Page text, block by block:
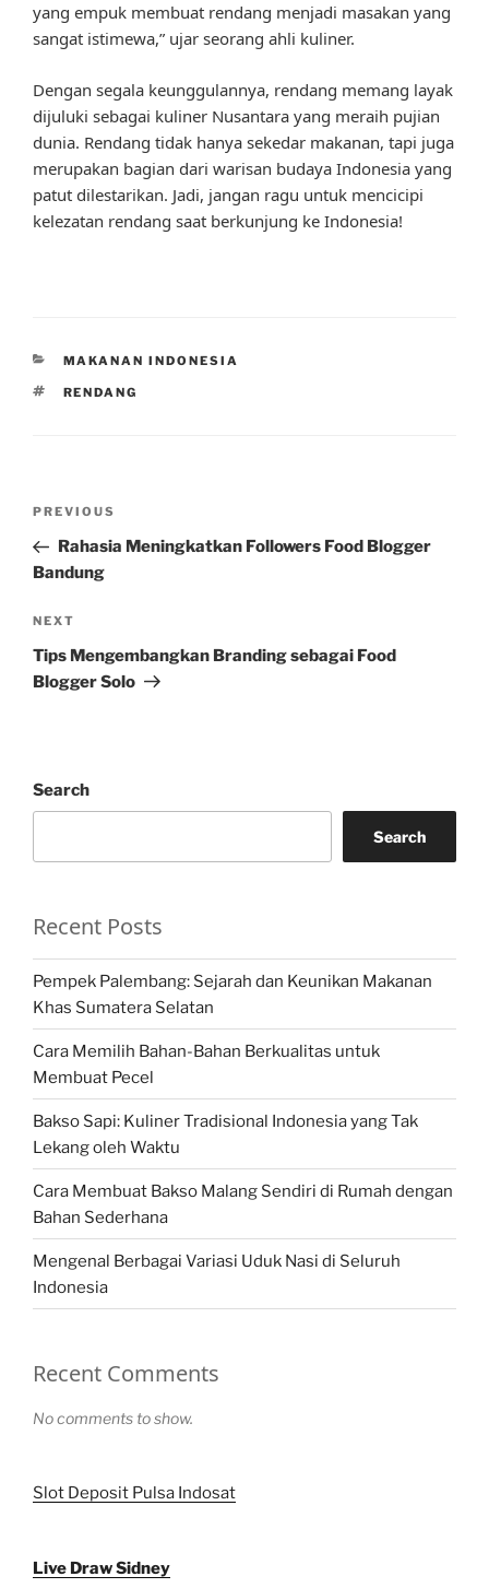
yang empuk membuat rendang menjadi masakan yang
sangat istimewa,” ujar seorang ahli kuliner.
Dengan segala keunggulannya, rendang memang layak
dijuluki sebagai kuliner Nusantara yang meraih pujian
dunia. Rendang tidak hanya sekedar makanan, tapi juga
merupakan bagian dari warisan budaya Indonesia yang
patut dilestarikan. Jadi, jangan ragu untuk mencicipi
kelezatan rendang saat berkunjung ke Indonesia!
CATEGORIES
MAKANAN INDONESIA
TAGS
RENDANG
Previous
Post
PREVIOUS
Rahasia Meningkatkan Followers Food Blogger
Bandung
Next
Post
NEXT
Tips Mengembangkan Branding sebagai Food
Blogger Solo
Search
Search
Recent Posts
Pempek Palembang: Sejarah dan Keunikan Makanan
Khas Sumatera Selatan
Cara Memilih Bahan-Bahan Berkualitas untuk
Membuat Pecel
Bakso Sapi: Kuliner Tradisional Indonesia yang Tak
Lekang oleh Waktu
Cara Membuat Bakso Malang Sendiri di Rumah dengan
Bahan Sederhana
Mengenal Berbagai Variasi Uduk Nasi di Seluruh
Indonesia
Recent Comments
No comments to show.
Slot Deposit Pulsa Indosat
Live Draw Sidney